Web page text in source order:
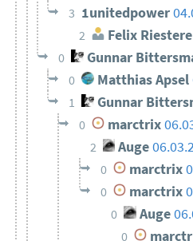
3 1unitedpower
2 Felix
0 Gunnar
0 Matthias Apsel
1 Gunnar
0 marctrix
2 Auge
0 marctrix
0 marctrix
0 Auge
0